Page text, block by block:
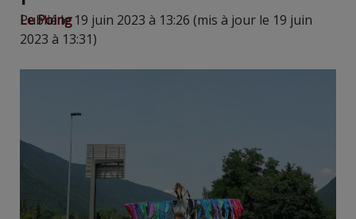
Le Poing
Publié le 19 juin 2023 à 13:26 (mis à jour le 19 juin
2023 à 13:31)